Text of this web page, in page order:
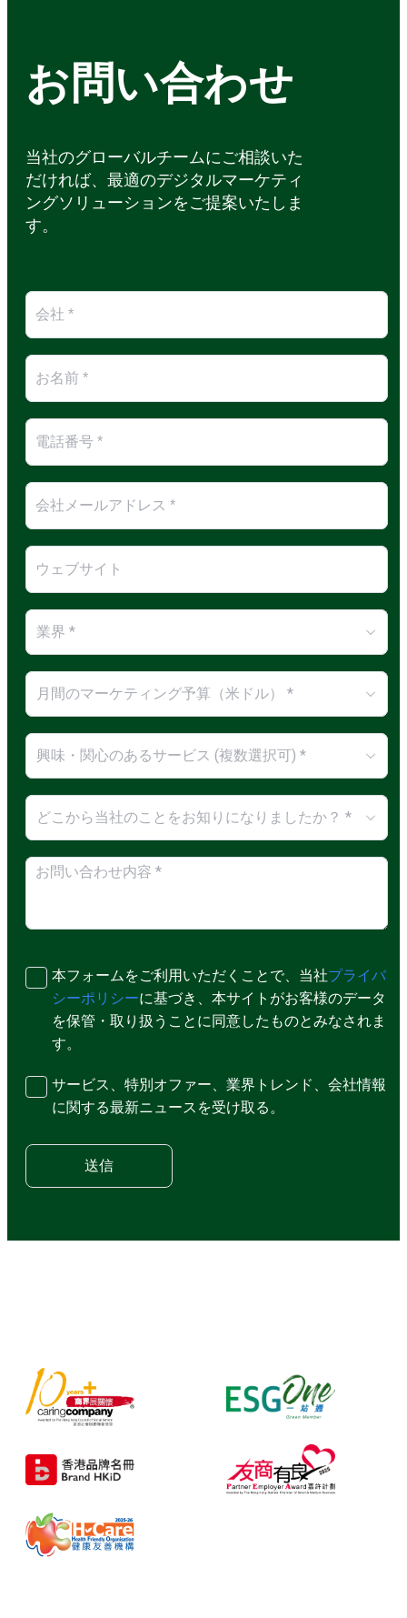
お問い合わせ
当社のグローバルチームにご相談いた
だければ、最適のデジタルマーケティ
ングソリューションをご提案いたしま
す。
業界 *
月間のマーケティング予算（米ドル） *
興味・関心のあるサービス (複数選択可) *
どこから当社のことをお知りになりましたか？ *
本フォームをご利用いただくことで、当社プライバ
シーポリシーに基づき、本サイトがお客様のデータ
を保管・取り扱うことに同意したものとみなされま
す。
サービス、特別オファー、業界トレンド、会社情報
に関する最新ニュースを受け取る。
送信